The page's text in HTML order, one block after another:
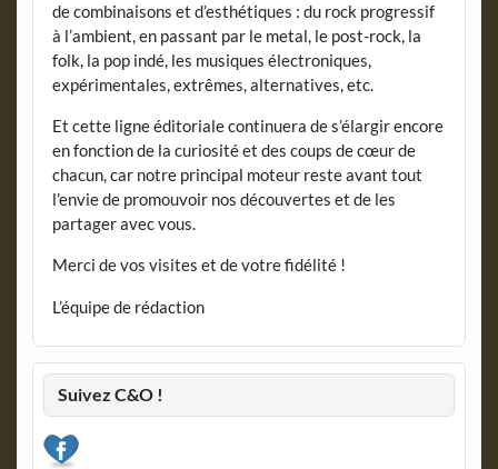
de combinaisons et d’esthétiques : du rock progressif
à l’ambient, en passant par le metal, le post-rock, la
folk, la pop indé, les musiques électroniques,
expérimentales, extrêmes, alternatives, etc.
Et cette ligne éditoriale continuera de s’élargir encore
en fonction de la curiosité et des coups de cœur de
chacun, car notre principal moteur reste avant tout
l’envie de promouvoir nos découvertes et de les
partager avec vous.
Merci de vos visites et de votre fidélité !
L’équipe de rédaction
Suivez C&O !